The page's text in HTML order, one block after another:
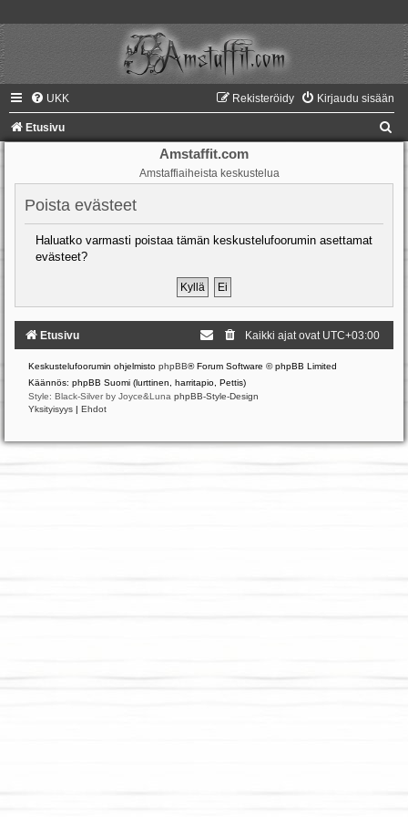
UKK Kirjaudu sisään
Rekisteröidy
Etusivu
Amstaffit.com
Amstaffiaiheista keskustelua
Poista evästeet
Haluatko varmasti poistaa tämän keskustelufoorumin asettamat
evästeet?
Etusivu Kaikki ajat ovat UTC+03:00
Keskustelufoorumin ohjelmisto phpBB® Forum Software © phpBB Limited
Käännös: phpBB Suomi (lurttinen, harritapio, Pettis)
Style: Black-Silver by Joyce&Luna phpBB-Style-Design
Yksityisyys | Ehdot